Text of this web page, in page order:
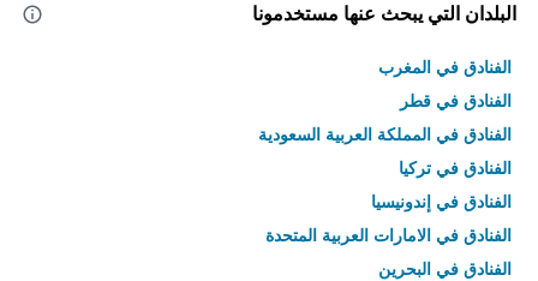
البلدان التي يبحث عنها مستخدمونا
الفنادق في المغرب
الفنادق في قطر
الفنادق في المملكة العربية السعودية
الفنادق في تركيا
الفنادق في إندونيسيا
الفنادق في الامارات العربية المتحدة
الفنادق في البحرين